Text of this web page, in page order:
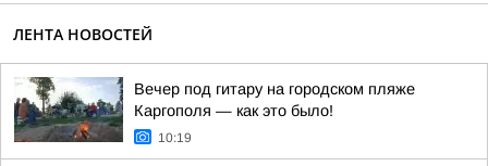
ЛЕНТА НОВОСТЕЙ
Вечер под гитару на городском пляже
Каргополя — как это было!
10:19